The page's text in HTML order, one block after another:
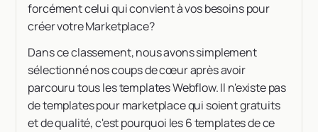
forcément celui qui convient à vos besoins pour
créer votre Marketplace?
Dans ce classement, nous avons simplement
sélectionné nos coups de cœur après avoir
parcouru tous les templates Webflow. Il n'existe pas
de templates pour marketplace qui soient gratuits
et de qualité, c'est pourquoi les 6 templates de ce